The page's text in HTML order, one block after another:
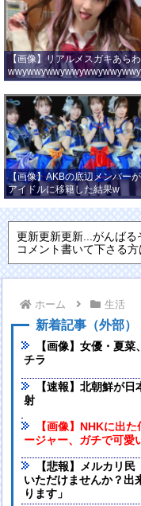
【画像】リアルメスガキあら
wwy
【画像】AKBの底辺メンバー
アイドルに移籍した結果w
更新更新更新...がんばる
コメント書いて下さる
ホーム 生活
新着記事（外部）
【画像】女優・夏
チラ
【速報】北朝鮮が
射
【画像】NHKに出
ージャー、ガチで可愛
【悲報】メルカリ
いただけませんか？出
ります」